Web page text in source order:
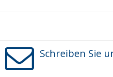
Schreiben Sie